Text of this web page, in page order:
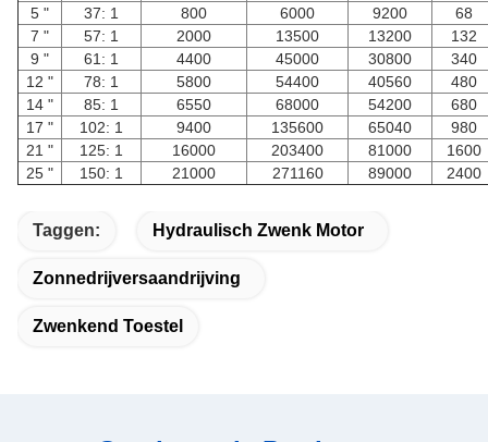
5 "
37: 1 800 6000 9200
68
7 "
57: 1 2000 13500 13200
132
9 "
61: 1 4400 45000 30800
340
12 "
78: 1 5800 54400 40560
480
14 "
85: 1 6550 68000 54200
680
17 "
102: 1 9400 135600 65040
980
21 "
125: 1 16000 203400 81000
1600
25 "
150: 1 21000 271160 89000 2400
Taggen: Hydraulisch Zwenk Motor
Zonnedrijversaandrijving
Zwenkend Toestel